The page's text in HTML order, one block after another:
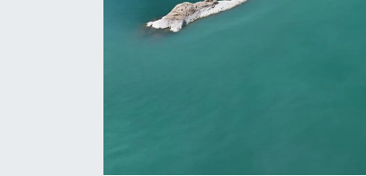
Resmi İlanlar